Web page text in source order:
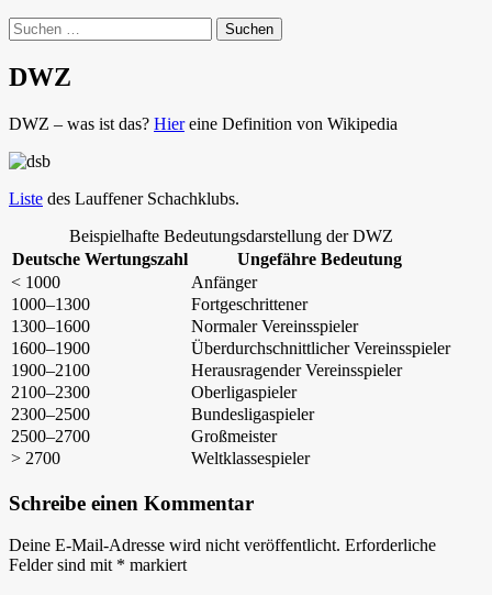
Suchen
nach:
DWZ
DWZ – was ist das? Hiereine Definition von Wikipedia
Liste des Lauffener Schachklubs.
Beispielhafte Bedeutungsdarstellung der DWZ
Deutsche Wertungszahl
Ungefähre Bedeutung
< 1000
Anfänger
1000–1300
Fortgeschrittener
1300–1600
Normaler Vereinsspieler
1600–1900
Überdurchschnittlicher Vereinsspieler
1900–2100
Herausragender Vereinsspieler
2100–2300
Oberligaspieler
2300–2500
Bundesligaspieler
2500–2700
Großmeister
> 2700
Weltklassespieler
Schreibe einen Kommentar
Deine E-Mail-Adresse wird nicht veröffentlicht. Erforderliche
Felder sind mit * markiert